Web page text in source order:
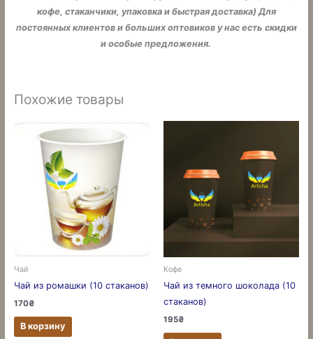
кофе, стаканчики, упаковка и быстрая доставка) Для
постоянных клиентов и больших оптовиков у нас есть скидки
и особые предложения.
Похожие товары
Чай
Чай из ромашки (10 стаканов)
170₴
В корзину
Кофе
Чай из темного шоколада (10
стаканов)
195₴